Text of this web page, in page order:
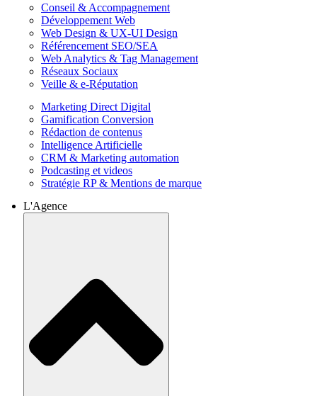
Conseil & Accompagnement
Développement Web
Web Design & UX-UI Design
Référencement SEO/SEA
Web Analytics & Tag Management
Réseaux Sociaux
Veille & e-Réputation
Marketing Direct Digital
Gamification Conversion
Rédaction de contenus
Intelligence Artificielle
CRM & Marketing automation
Podcasting et videos
Stratégie RP & Mentions de marque
L'Agence